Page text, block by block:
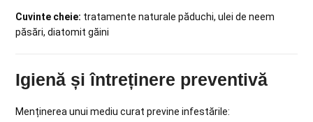
Cuvinte cheie: tratamente naturale păduchi, ulei de neem
păsări, diatomit găini
Igienă și întreținere preventivă
Menținerea unui mediu curat previne infestările: